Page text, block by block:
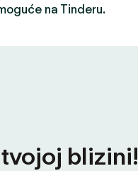
na Tinderu.
blizini!